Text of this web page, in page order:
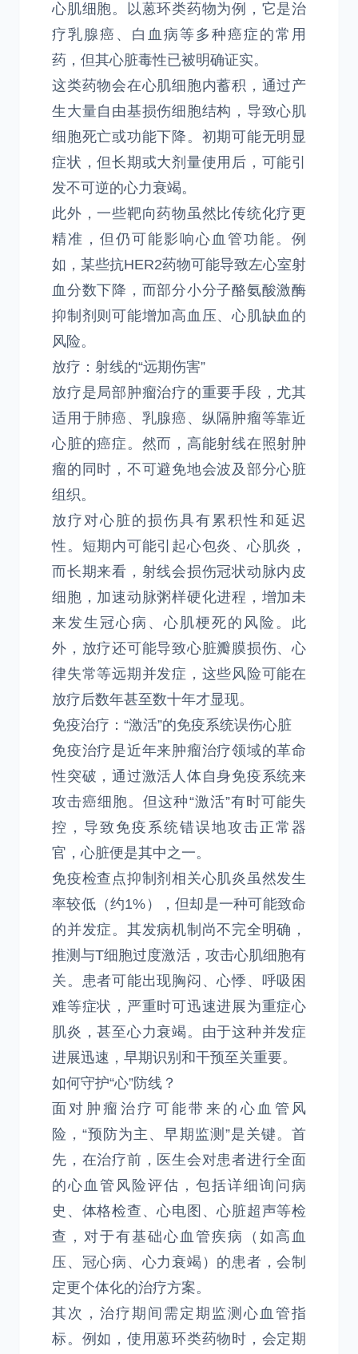
心肌细胞。以蒽环类药物为例，它是治
疗乳腺癌、白血病等多种癌症的常用
药，但其心脏毒性已被明确证实。
这类药物会在心肌细胞内蓄积，通过产
生大量自由基损伤细胞结构，导致心肌
细胞死亡或功能下降。初期可能无明显
症状，但长期或大剂量使用后，可能引
发不可逆的心力衰竭。
此外，一些靶向药物虽然比传统化疗更
精准，但仍可能影响心血管功能。例
如，某些抗HER2药物可能导致左心室射
血分数下降，而部分小分子酪氨酸激酶
抑制剂则可能增加高血压、心肌缺血的
风险。
放疗：射线的“远期伤害”
放疗是局部肿瘤治疗的重要手段，尤其
适用于肺癌、乳腺癌、纵隔肿瘤等靠近
心脏的癌症。然而，高能射线在照射肿
瘤的同时，不可避免地会波及部分心脏
组织。
放疗对心脏的损伤具有累积性和延迟
性。短期内可能引起心包炎、心肌炎，
而长期来看，射线会损伤冠状动脉内皮
细胞，加速动脉粥样硬化进程，增加未
来发生冠心病、心肌梗死的风险。此
外，放疗还可能导致心脏瓣膜损伤、心
律失常等远期并发症，这些风险可能在
放疗后数年甚至数十年才显现。
免疫治疗：“激活”的免疫系统误伤心脏
免疫治疗是近年来肿瘤治疗领域的革命
性突破，通过激活人体自身免疫系统来
攻击癌细胞。但这种“激活”有时可能失
控，导致免疫系统错误地攻击正常器
官，心脏便是其中之一。
免疫检查点抑制剂相关心肌炎虽然发生
率较低（约1%），但却是一种可能致命
的并发症。其发病机制尚不完全明确，
推测与T细胞过度激活，攻击心肌细胞有
关。患者可能出现胸闷、心悸、呼吸困
难等症状，严重时可迅速进展为重症心
肌炎，甚至心力衰竭。由于这种并发症
进展迅速，早期识别和干预至关重要。
如何守护“心”防线？
面对肿瘤治疗可能带来的心血管风
险，“预防为主、早期监测”是关键。首
先，在治疗前，医生会对患者进行全面
的心血管风险评估，包括详细询问病
史、体格检查、心电图、心脏超声等检
查，对于有基础心血管疾病（如高血
压、冠心病、心力衰竭）的患者，会制
定更个体化的治疗方案。
其次，治疗期间需定期监测心血管指
标。例如，使用蒽环类药物时，会定期